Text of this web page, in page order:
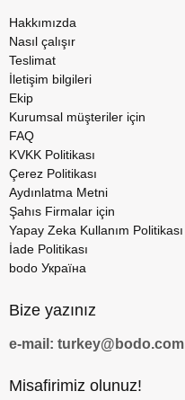
Hakkımızda
Nasıl çalışır
Teslimat
İletişim bilgileri
Ekip
Kurumsal müşteriler için
FAQ
KVKK Politikası
Çerez Politikası
Aydınlatma Metni
Şahıs Firmalar için
Yapay Zeka Kullanım Politikası
İade Politikası
bodo Україна
Bize yazınız
e-mail: turkey@bodo.com
Misafirimiz olunuz!